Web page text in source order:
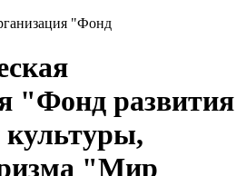
"Фонд
"Фонд развития
культуры,
"Мир